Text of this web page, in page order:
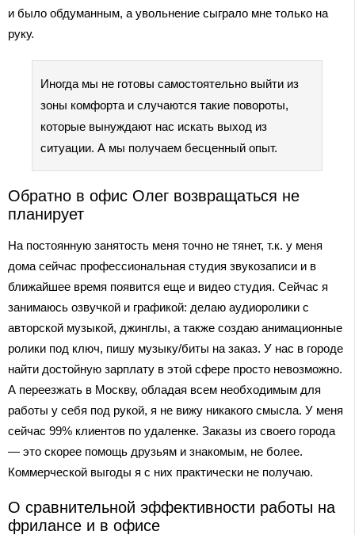
и было обдуманным, а увольнение сыграло мне только на
руку.
Иногда мы не готовы самостоятельно выйти из
зоны комфорта и случаются такие повороты,
которые вынуждают нас искать выход из
ситуации. А мы получаем бесценный опыт.
Обратно в офис Олег возвращаться не
планирует
На постоянную занятость меня точно не тянет, т.к. у меня
дома сейчас профессиональная студия звукозаписи и в
ближайшее время появится еще и видео студия. Сейчас я
занимаюсь озвучкой и графикой: делаю аудиоролики с
авторской музыкой, джинглы, а также создаю анимационные
ролики под ключ, пишу музыку/биты на заказ. У нас в городе
найти достойную зарплату в этой сфере просто невозможно.
А переезжать в Москву, обладая всем необходимым для
работы у себя под рукой, я не вижу никакого смысла. У меня
сейчас 99% клиентов по удаленке. Заказы из своего города
— это скорее помощь друзьям и знакомым, не более.
Коммерческой выгоды я с них практически не получаю.
О сравнительной эффективности работы на
фрилансе и в офисе